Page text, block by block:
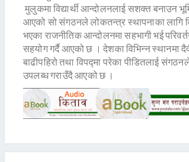
मुलुकमा विद्यार्थी आन्दोलनलाई सशक्त बनाउन
आएको सो संगठनले लोकतन्त्र स्थापनाका लागि
भएका राजनीतिक आन्दोलनमा सहभागी भई
सहयोग गर्दै आएको छ । देशका विभिन्न स्थानमा
बाढीपहिरो तथा विपद्मा परेका पीडितलाई
उपलब्ध गराउँदै आएको छ ।